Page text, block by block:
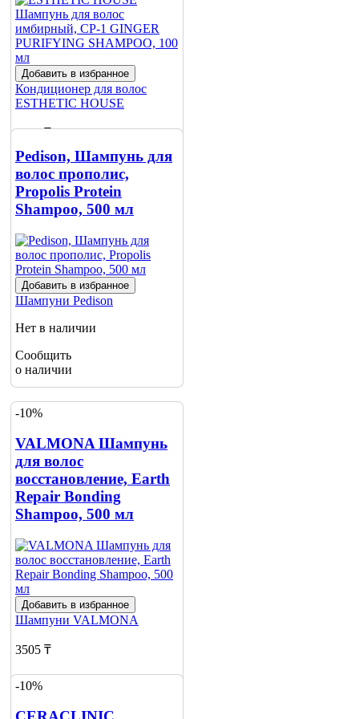
Добавить в избранное
Кондиционер для волос
ESTHETIC HOUSE
1705 ₸
1890 ₸
Нет в наличии
Сообщить
о наличии
Pedison, Шампунь для
волос прополис,
Propolis Protein
Shampoo, 500 мл
Добавить в избранное
Шампуни Pedison
Нет в наличии
Сообщить
о наличии
-10%
VALMONA Шампунь
для волос
восстановление, Earth
Repair Bonding
Shampoo, 500 мл
Добавить в избранное
Шампуни VALMONA
3505 ₸
3890 ₸
Нет в наличии
-10%